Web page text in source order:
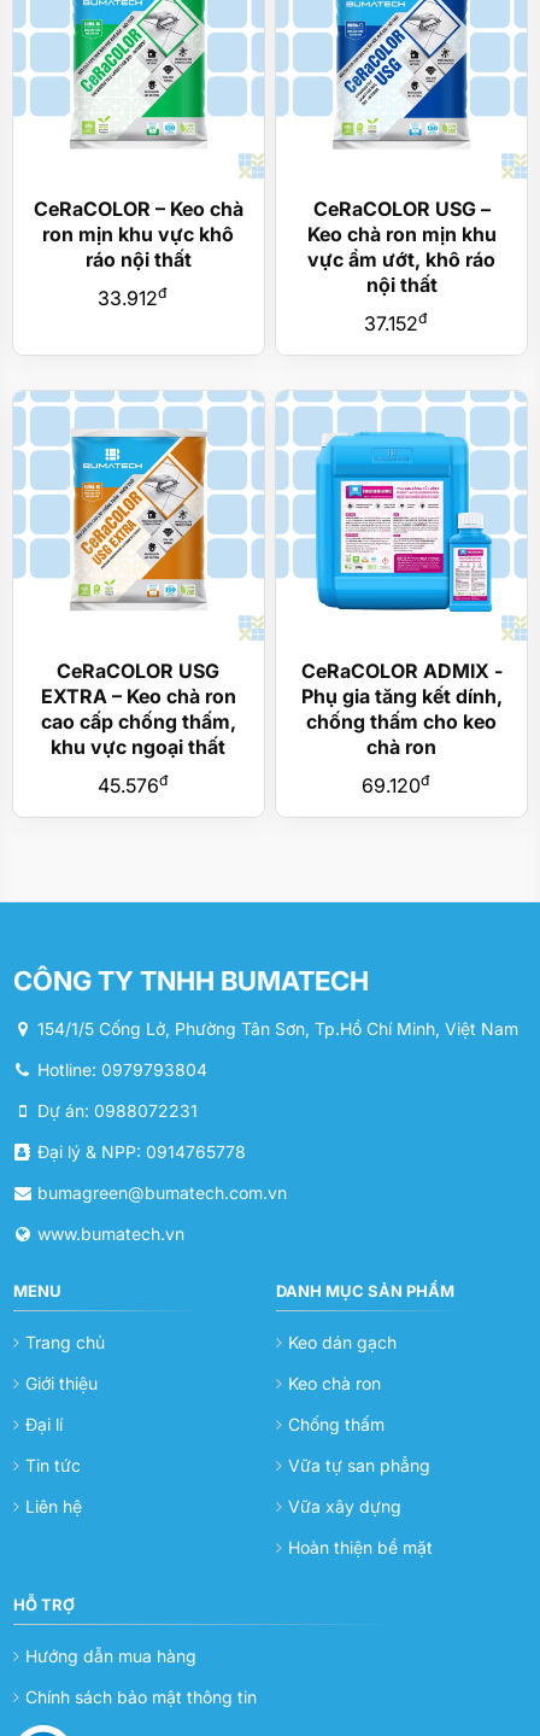
CeRaCOLOR – Keo chà
ron mịn khu vực khô
ráo nội thất
33.912đ
CeRaCOLOR USG –
Keo chà ron mịn khu
vực ẩm ướt, khô ráo
nội thất
37.152đ
CeRaCOLOR USG
EXTRA – Keo chà ron
cao cấp chống thấm,
khu vực ngoại thất
45.576đ
CeRaCOLOR ADMIX -
Phụ gia tăng kết dính,
chống thấm cho keo
chà ron
69.120đ
CÔNG TY TNHH BUMATECH
154/1/5 Cống Lở, Phường Tân Sơn, Tp.Hồ Chí Minh, Việt Nam
Hotline: 0979793804
Dự án: 0988072231
Đại lý & NPP: 0914765778
bumagreen@bumatech.com.vn
www.bumatech.vn
MENU
Trang chủ
Giới thiệu
Đại lí
Tin tức
Liên hệ
DANH MỤC SẢN PHẨM
Keo dán gạch
Keo chà ron
Chống thấm
Vữa tự san phẳng
Vữa xây dựng
Hoàn thiện bề mặt
HỖ TRỢ
Hướng dẫn mua hàng
Chính sách bảo mật thông tin